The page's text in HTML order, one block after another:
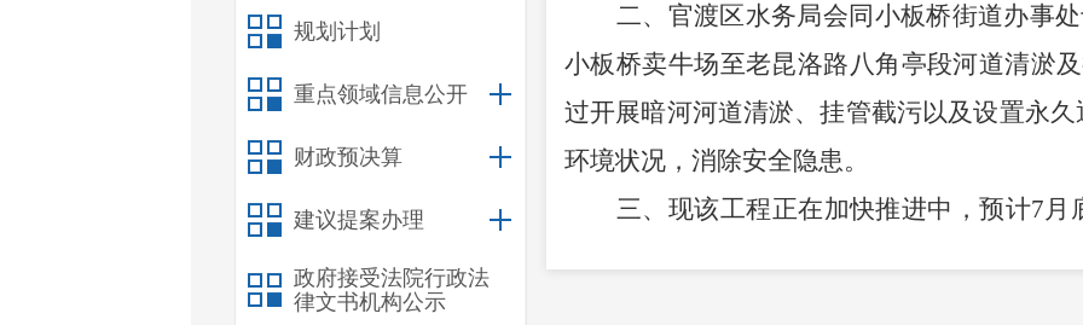
规划计划
重点领域信息公开
财政预决算
建议提案办理
政府接受法院行政法
律文书机构公示
二、官渡区水务局会同小板桥街道办事
小板桥卖牛场至老昆洛路八角亭段河道清淤
过开展暗河河道清淤、挂管截污以及设置永
环境状况，消除安全隐患。
三、现该工程正在加快推进中，预计7月